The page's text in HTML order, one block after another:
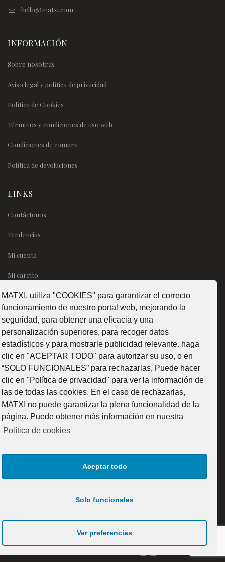
MATXI, utiliza "COOKIES" para garantizar el correcto
funcionamiento de nuestro portal web, mejorando la
seguridad, para obtener una eficacia y una
personalización superiores, para recoger datos
estadísticos y para mostrarle publicidad relevante. haga
clic en "ACEPTAR TODO" para autorizar su uso, o en
“SOLO FUNCIONALES” para rechazarlas, Puede hacer
clic en "Política de privacidad" para ver la información de
las de todas las cookies. En el caso de rechazarlas,
MATXI no puede garantizar la plena funcionalidad de la
página. Puede obtener más información en nuestra
Política de cookies
Aceptar todo
Solo funcionales
Ver preferencias
hello@matxi.com
INFORMACIÓN
Sobre nosotras
Aviso legal y política de privacidad
Política de Cookies
Términos y condiciones de uso web
Condiciones de compra
Política de devoluciones
LINKS
Contáctenos
Tendencias
Mi cuenta
Mi carrito
SÍGUENOS
¿Como fabricamos?
reservados.